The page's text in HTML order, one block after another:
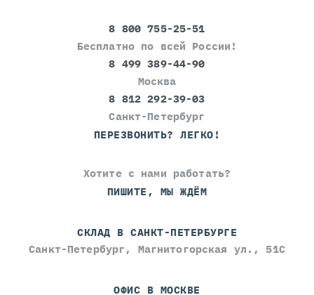
8 800 755-25-51
Бесплатно по всей России!
8 499 389-44-90
Москва
8 812 292-39-03
Санкт-Петербург
ПЕРЕЗВОНИТЬ? ЛЕГКО!
Хотите с нами работать?
ПИШИТЕ, МЫ ЖДЁМ
СКЛАД В САНКТ-ПЕТЕРБУРГЕ
Санкт-Петербург, Магнитогорская ул., 51С
ОФИС В МОСКВЕ